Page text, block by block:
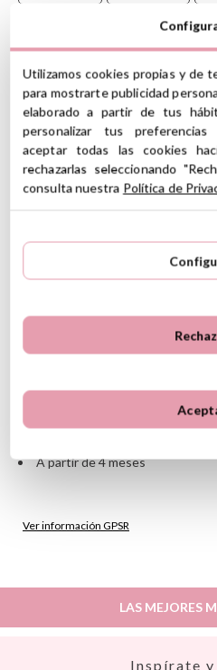
¡La taza ideal para ayudar a los
agarre que se adaptan
boquilla es ergonómica, muy
peque y tiene una tapa incorporada
mantendrá limpia.
Además es evolutiva ya que el
taza con pajita flexible y a la tapa
puedes encontrar haciendo clic
Sin fugas y fácil de manejar por
Tapa hipoalergénica con
Asas de fácil agarre
Fabricado con PP,TPE y silicona
Tapa intercambiable: el
de la taza con pajita flexible y a la
entrenamiento
A partir de 4 meses
Ver información GPSR
sobre Seguridad General de
LAS MEJORES
Inspírate y
Utilizamos cookies propias y de
para mostrarte publicidad
elaborado a partir de tus
personalizar tus
aceptar todas las cookies
rechazarlas seleccionando
consulta nuestra Política de